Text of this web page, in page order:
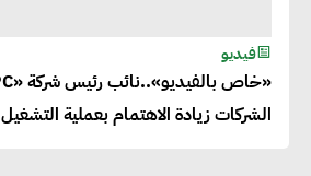
فيديو
الشركات زيادة الاهتمام بعملية التشغيل